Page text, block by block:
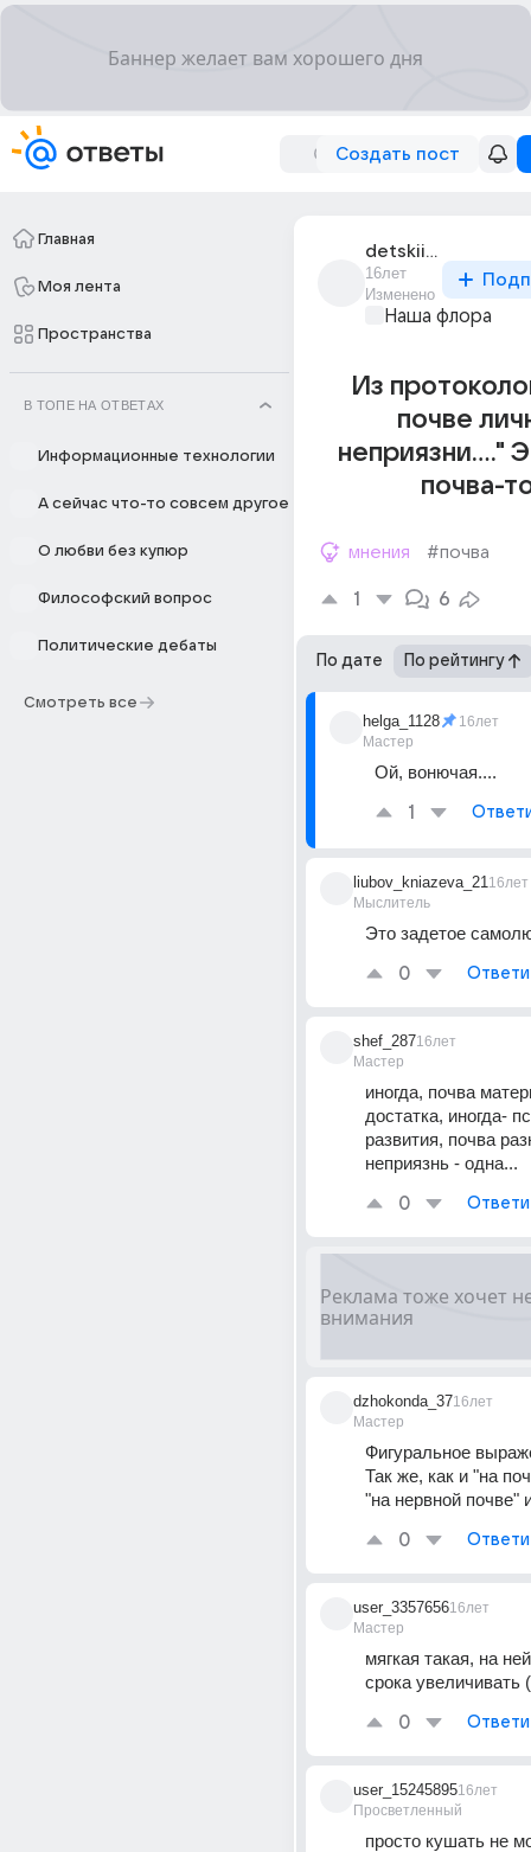
Создать пост
Главная
Моя лента
Пространства
В ТОПЕ НА ОТВЕТАХ
Информационные технологии
А сейчас что-то совсем другое
О любви без купюр
Философский вопрос
Политические дебаты
Смотреть все
detskii_lepet
16лет
Изменено
Наша флора
Из
почве
неприязни...."
почва-
мнения #почва
1 6
По дате По рейтингу
helga_1128
Мастер
16лет
Ой, вонючая....
1
liubov_kniazeva_21
Мыслитель
16лет
Это задетое
0
shef_287
Мастер
16лет
иногда, почва
достатка, иногда-
развития, почва
неприязнь - одна...
0
dzhokonda_37
Мастер
16лет
Фигуральное
Так же, как и "на
"на нервной почве"
0
user_3357656
Мастер
16лет
мягкая такая, на
срока увеличивать
0
user_15245895
Просветленный
16лет
просто кушать не